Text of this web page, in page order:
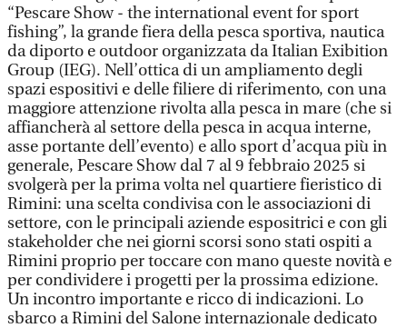
“Pescare Show - the international event for sport
fishing”, la grande fiera della pesca sportiva, nautica
da diporto e outdoor organizzata da Italian Exibition
Group (IEG). Nell’ottica di un ampliamento degli
spazi espositivi e delle filiere di riferimento, con una
maggiore attenzione rivolta alla pesca in mare (che si
affiancherà al settore della pesca in acqua interne,
asse portante dell’evento) e allo sport d’acqua più in
generale, Pescare Show dal 7 al 9 febbraio 2025 si
svolgerà per la prima volta nel quartiere fieristico di
Rimini: una scelta condivisa con le associazioni di
settore, con le principali aziende espositrici e con gli
stakeholder che nei giorni scorsi sono stati ospiti a
Rimini proprio per toccare con mano queste novità e
per condividere i progetti per la prossima edizione.
Un incontro importante e ricco di indicazioni. Lo
sbarco a Rimini del Salone internazionale dedicato